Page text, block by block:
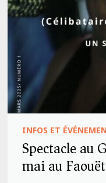
INFOS ET
Spectacle au
mai au Faouët